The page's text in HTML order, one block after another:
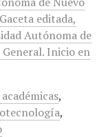
editada,
Autónoma de
Inicio en
,
,